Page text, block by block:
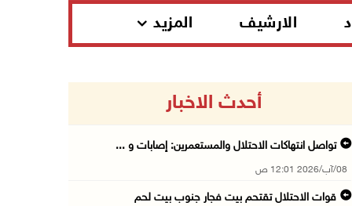
الارشيف المزيد
أحدث الاخبار
تواصل انتهاكات الاحتلال والمستعمرين: إصابات و ...
08/آب/2026 12:01 ص
قوات الاحتلال تقتحم بيت فجار جنوب بيت لحم